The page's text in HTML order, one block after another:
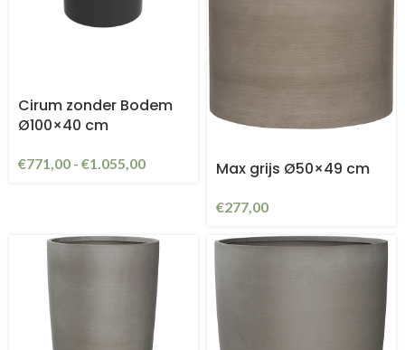
Cirum zonder Bodem
Ø100×40 cm
€771,00 - €1.055,00 Max grijs Ø50×49 cm
€277,00